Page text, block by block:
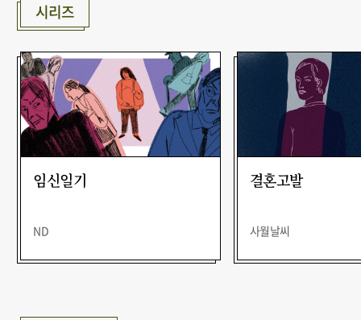
시리즈
임신일기
ND
결혼고발
사월날씨